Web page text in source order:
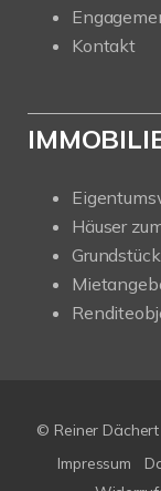
Kontakt
Häuser
© Reiner Dächert
Impressum